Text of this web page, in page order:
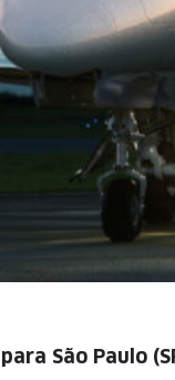
São Paulo